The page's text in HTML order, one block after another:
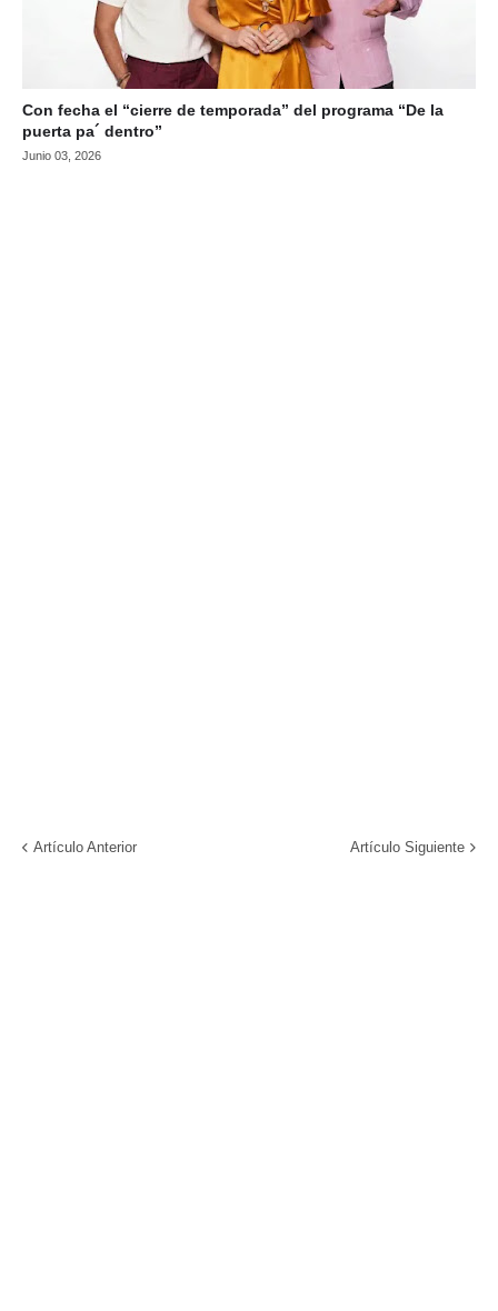
Con fecha el “cierre de temporada” del programa “De la
puerta pa´ dentro”
Junio 03, 2026
Artículo Anterior Artículo Siguiente